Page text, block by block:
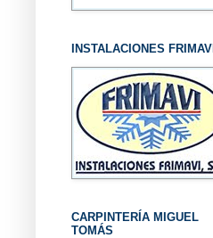
INSTALACIONES FRIMAVI
CARPINTERÍA MIGUEL
TOMÁS